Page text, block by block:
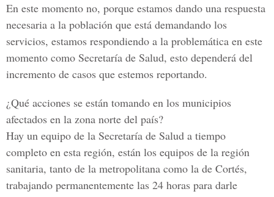
En este momento no, porque estamos dando una respuesta
necesaria a la población que está demandando los
servicios, estamos respondiendo a la problemática en este
momento como Secretaría de Salud, esto dependerá del
incremento de casos que estemos reportando.
¿Qué acciones se están tomando en los municipios
afectados en la zona norte del país?
Hay un equipo de la Secretaría de Salud a tiempo
completo en esta región, están los equipos de la región
sanitaria, tanto de la metropolitana como la de Cortés,
trabajando permanentemente las 24 horas para darle